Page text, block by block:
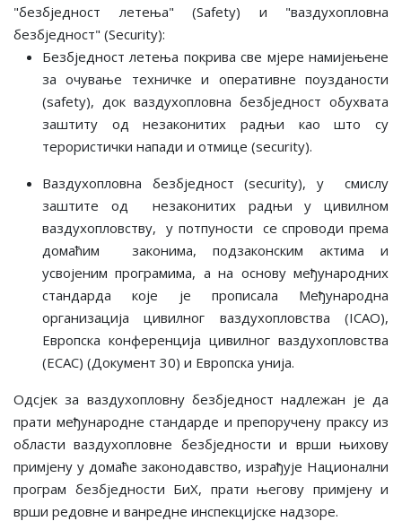
"безбједност летења" (Safety) и "ваздухопловнa
безбједност" (Security):
Безбједност летења покрива све мјере намијењене
за очување техничке и оперативне поузданости
(safety), док ваздухопловна безбједност обухвата
заштиту од незаконитих радњи као што су
терористички напади и отмице (security).
Ваздухопловна безбједност (security), у смислу
заштите од незаконитих радњи у цивилном
ваздухопловству, у потпуности се спроводи према
домаћим законима, подзаконским актима и
усвојеним програмима, а на основу међународних
стандарда које је прописала Међународна
организација цивилног ваздухопловства (ICAO),
Европска конференција цивилног ваздухопловства
(ECAC) (Документ 30) и Европска унија.
Одсјек за ваздухопловну безбједност надлежан је да
прати међународне стандарде и препоручену праксу из
области ваздухопловне безбједности и врши њихову
примјену у домаће законодавство, израђује Национални
програм безбједности БиХ, прати његову примјену и
врши редовне и ванредне инспекцијске надзоре.